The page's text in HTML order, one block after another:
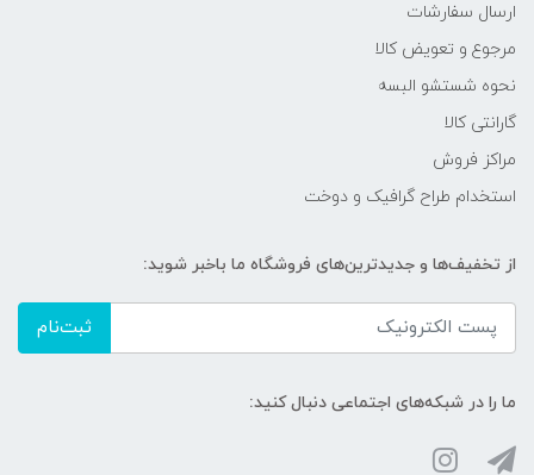
ارسال سفارشات
مرجوع و تعویض کالا
نحوه شستشو البسه
گارانتی کالا
مراکز فروش
استخدام طراح گرافیک و دوخت
از تخفیف‌ها و جدیدترین‌های فروشگاه ما باخبر شوید:
ثبت‌نام
ما را در شبکه‌های اجتماعی دنبال کنید: